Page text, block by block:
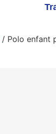
/ Polo enfant